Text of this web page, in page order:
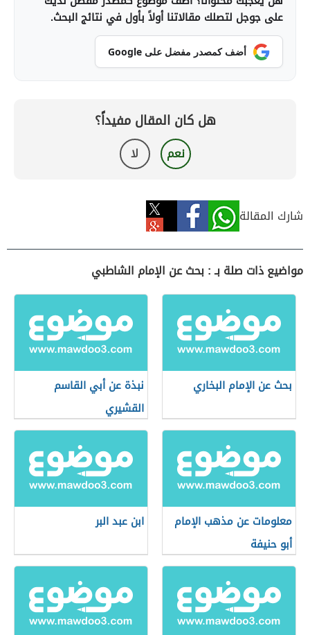
على جوجل لتصلك مقالاتنا أولاً بأول في نتائج البحث.
أضف كمصدر مفضل على Google
هل كان المقال مفيداً؟
نعم لا
شارك المقالة
مواضيع ذات صلة بـ : بحث عن الإمام الشاطبي
بحث عن الإمام البخاري
نبذة عن أبي القاسم
القشيري
معلومات عن مذهب الإمام
أبو حنيفة
ابن عبد البر